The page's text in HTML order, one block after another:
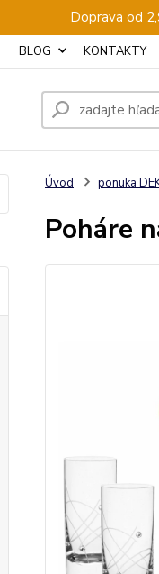
Doprava od
BLOG KONTAKTY
Úvod ponuka
Poháre